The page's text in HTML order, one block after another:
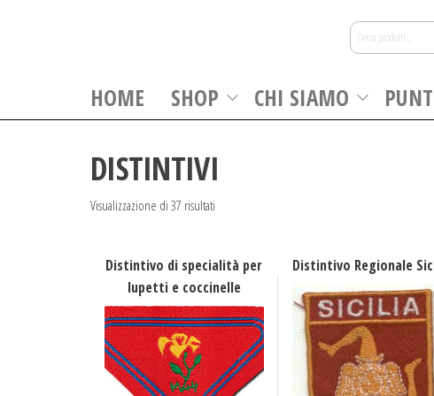
zagara
Cerca:
HOME SHOP CHI SIAMO
DISTINTIVI
Visualizzazione di 37 risultati
Distintivo di specialità per
lupetti e coccinelle
Distintivo Regionale